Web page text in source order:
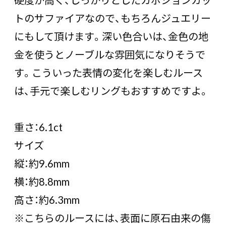
トのサファイアなので、もちろんジュエリー
にもして頂けます。深い色合いは、金色の地
金を使うとノーブルな雰囲気になりそうで
す。こういった表情の変化を楽しむルース
は、手元で楽しむリングもおすすめですよ。
重さ：6.1ct
サイズ
縦：約9.6mm
横：約8.8mm
高さ：約6.3mm
※こちらのルースには、表面に原石由来の傷